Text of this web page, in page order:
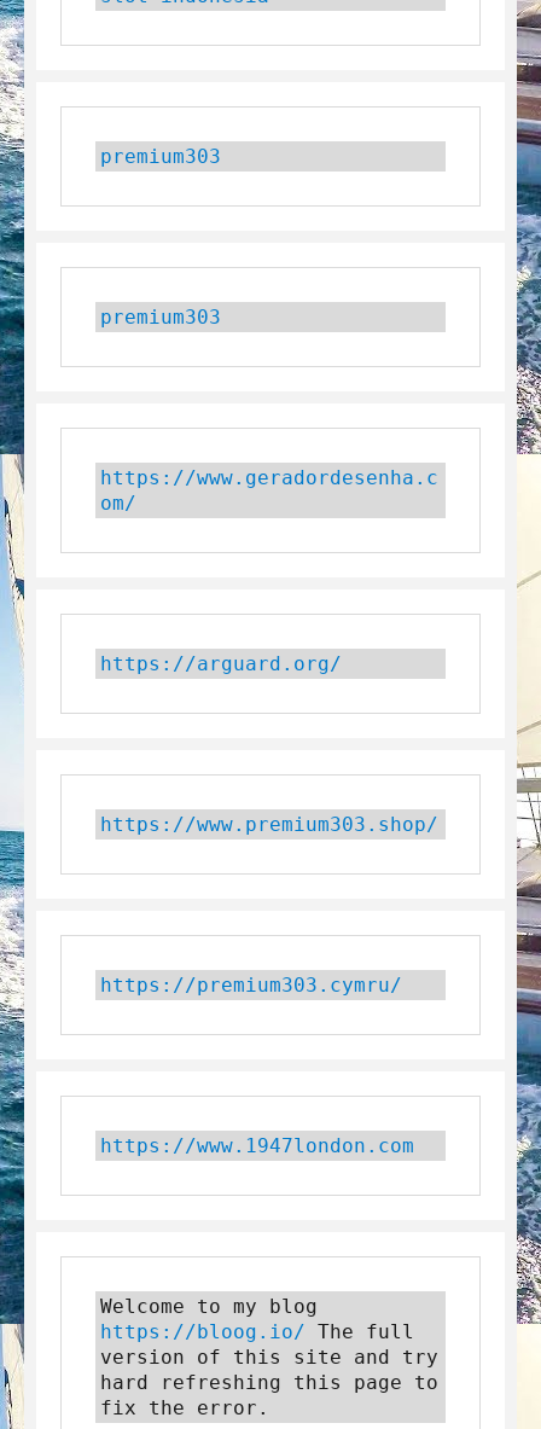
premium303
premium303
https://www.geradordesenha.c
om/
https://arguard.org/
https://www.premium303.shop/
https://premium303.cymru/
https://www.1947london.com
https://bloog.io/ The full
version of this site and try
hard refreshing this page to
fix the error.